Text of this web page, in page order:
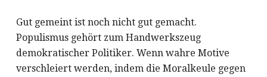
Gut gemeint ist noch nicht gut gemacht.
Populismus gehört zum Handwerkszeug
demokratischer Politiker. Wenn wahre Motive
verschleiert werden, indem die Moralkeule gegen